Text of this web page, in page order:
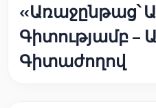
«Առաջընթաց՝
Գիտությամբ –
Գիտաժողով